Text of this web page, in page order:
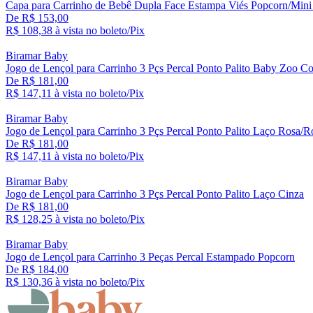
Capa para Carrinho de Bebê Dupla Face Estampa Viés Popcorn/
De R$ 153,00
R$ 108,38 à vista no boleto/Pix
Biramar Baby
Jogo de Lençol para Carrinho 3 Pçs Percal Ponto Palito Baby Zoo
De R$ 181,00
R$ 147,11 à vista no boleto/Pix
Biramar Baby
Jogo de Lençol para Carrinho 3 Pçs Percal Ponto Palito Laço Rosa/
De R$ 181,00
R$ 147,11 à vista no boleto/Pix
Biramar Baby
Jogo de Lençol para Carrinho 3 Pçs Percal Ponto Palito Laço Cinza
De R$ 181,00
R$ 128,25 à vista no boleto/Pix
Biramar Baby
Jogo de Lençol para Carrinho 3 Peças Percal Estampado Popcorn
De R$ 184,00
R$ 130,36 à vista no boleto/Pix